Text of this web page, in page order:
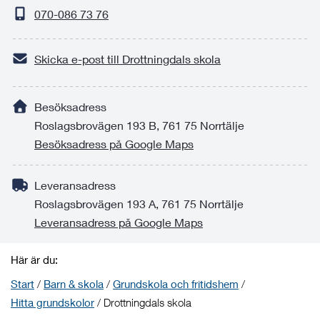
070-086 73 76
Skicka e-post till Drottningdals skola
Besöksadress
Roslagsbrovägen 193 B, 761 75 Norrtälje
Besöksadress på Google Maps
Leveransadress
Roslagsbrovägen 193 A, 761 75 Norrtälje
Leveransadress på Google Maps
Här är du:
Start / Barn & skola / Grundskola och fritidshem /
Hitta grundskolor / Drottningdals skola